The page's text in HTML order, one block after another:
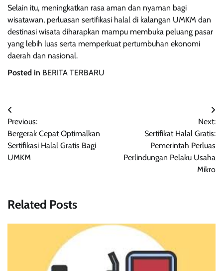
Selain itu, meningkatkan rasa aman dan nyaman bagi
wisatawan, perluasan sertifikasi halal di kalangan UMKM dan
destinasi wisata diharapkan mampu membuka peluang pasar
yang lebih luas serta memperkuat pertumbuhan ekonomi
daerah dan nasional.
Posted in BERITA TERBARU
Navigasi
pos
Previous:
Bergerak Cepat Optimalkan
Sertifikasi Halal Gratis Bagi
UMKM
Next:
Sertifikat Halal Gratis:
Pemerintah Perluas
Perlindungan Pelaku Usaha
Mikro
Related Posts